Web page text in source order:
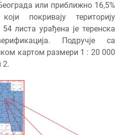
или приближно 16,5%
покривају територију
листа урађена је теренска
Подручје са
картом размери 1 : 20 000
2.